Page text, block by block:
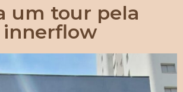
um tour pela
innerflow